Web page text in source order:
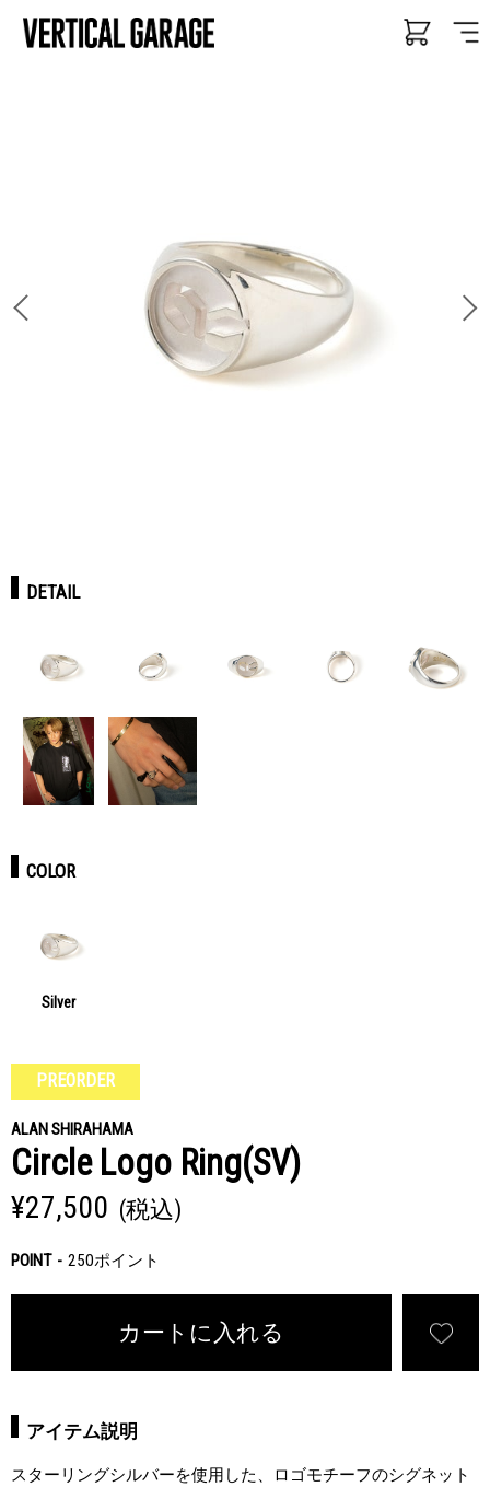
DETAIL
COLOR
Silver
PREORDER
ALAN SHIRAHAMA
Circle Logo Ring(SV)
¥27,500 (税込)
POINT 250ポイント
カートに入れる
アイテム説明
スターリングシルバーを使用した、ロゴモチーフのシグネット